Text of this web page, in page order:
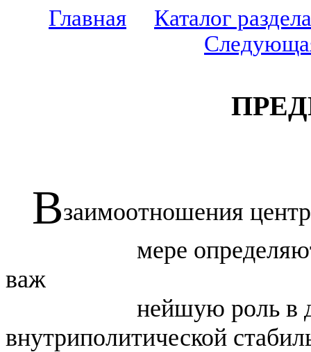
Главная
Каталог раздела
Взаимоотношения
мере
важ
нейшую роль в
внутриполитической